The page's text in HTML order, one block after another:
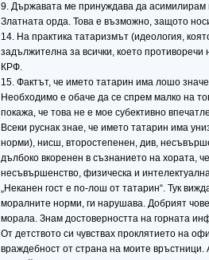
9. Държавата ме принуждава да асимилирам
Златната орда. Това е възможно, защото
14. На практика татаризмът (идеология,
задължителна за всички, което
КРФ.
15. Фактът, че името татарин има лошо
Необходимо е обаче да се спрем малко на
покажа, че това не е мое субективно
Всеки руснак знае, че името татарин има
норми), нисш, второстепенен, див,
дълбоко вкоренен в съзнанието на хората,
несъвършенство, физическа и
„Неканен гост е по-лош от татарин“. Тук
моралните норми, ги нарушава. Добрият
морала. Знам достоверността на горната
От детството си чувствах проклятието на
враждебност от страна на моите